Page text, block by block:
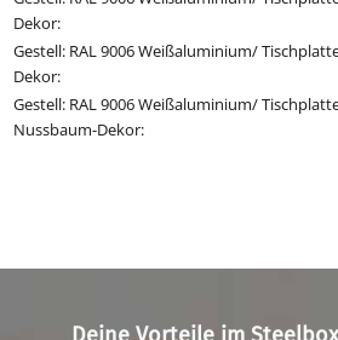
Dekor:
Gestell: RAL 9006 Weißaluminium/
Dekor:
Gestell: RAL 9006 Weißaluminium/
Nussbaum-Dekor: